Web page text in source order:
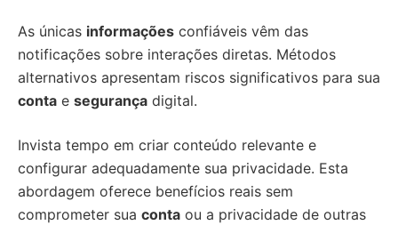
As únicas informações confiáveis vêm das
notificações sobre interações diretas. Métodos
alternativos apresentam riscos significativos para sua
conta e segurança digital.
Invista tempo em criar conteúdo relevante e
configurar adequadamente sua privacidade. Esta
abordagem oferece benefícios reais sem
comprometer sua conta ou a privacidade de outras